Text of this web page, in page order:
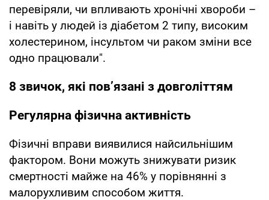
перевіряли, чи впливають хронічні хвороби –
і навіть у людей із діабетом 2 типу, високим
холестерином, інсультом чи раком зміни все
одно працювали".
8 звичок, які пов’язані з довголіттям
Регулярна фізична активність
Фізичні вправи виявилися найсильнішим
фактором. Вони можуть знижувати ризик
смертності майже на 46% у порівнянні з
малорухливим способом життя.